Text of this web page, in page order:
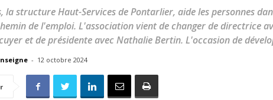
la structure Haut-Services de Pontarlier, aide les personnes
de l'emploi. L'association vient de changer de directrice
et de présidente avec Nathalie Bertin. L'occasion de
- 12 octobre 2024